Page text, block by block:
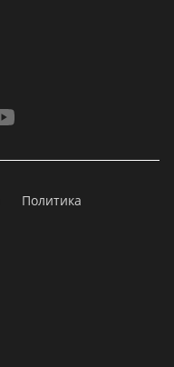
Политика